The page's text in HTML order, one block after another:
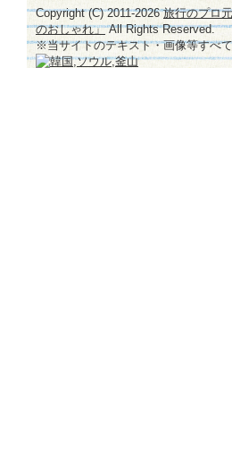
Copyright (C) 2011-2026旅行のプロ
のおしゃれ」All Rights Reserved.
※当サイトのテキスト・画像等すべ